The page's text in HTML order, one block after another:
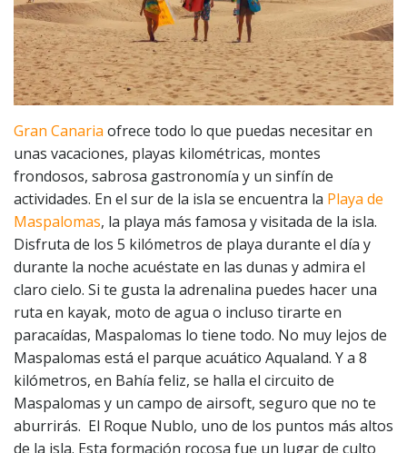
Gran Canaria ofrece todo lo que puedas necesitar en
unas vacaciones, playas kilométricas, montes
frondosos, sabrosa gastronomía y un sinfín de
actividades. En el sur de la isla se encuentra la Playa de
Maspalomas, la playa más famosa y visitada de la isla.
Disfruta de los 5 kilómetros de playa durante el día y
durante la noche acuéstate en las dunas y admira el
claro cielo. Si te gusta la adrenalina puedes hacer una
ruta en kayak, moto de agua o incluso tirarte en
paracaídas, Maspalomas lo tiene todo. No muy lejos de
Maspalomas está el parque acuático Aqualand. Y a 8
kilómetros, en Bahía feliz, se halla el circuito de
Maspalomas y un campo de airsoft, seguro que no te
aburrirás. El Roque Nublo, uno de los puntos más altos
de la isla. Esta formación rocosa fue un lugar de culto